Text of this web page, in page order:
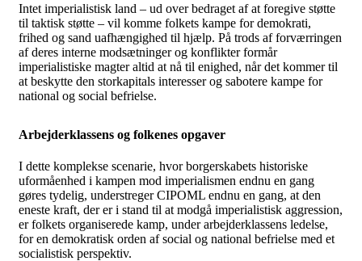
Intet imperialistisk land – ud over bedraget af at foregive støtte
til taktisk støtte – vil komme folkets kampe for demokrati,
frihed og sand uafhængighed til hjælp. På trods af forværringen
af deres interne modsætninger og konflikter formår
imperialistiske magter altid at nå til enighed, når det kommer til
at beskytte den storkapitals interesser og sabotere kampe for
national og social befrielse.
Arbejderklassens og folkenes opgaver
I dette komplekse scenarie, hvor borgerskabets historiske
uformåenhed i kampen mod imperialismen endnu en gang
gøres tydelig, understreger CIPOML endnu en gang, at den
eneste kraft, der er i stand til at modgå imperialistisk aggression,
er folkets organiserede kamp, under arbejderklassens ledelse,
for en demokratisk orden af social og national befrielse med et
socialistisk perspektiv.